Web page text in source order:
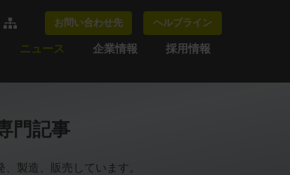
お問い合わせ先 ヘルプライン
ニュース 企業情報 採用情報
門記事
製造、販売しています。